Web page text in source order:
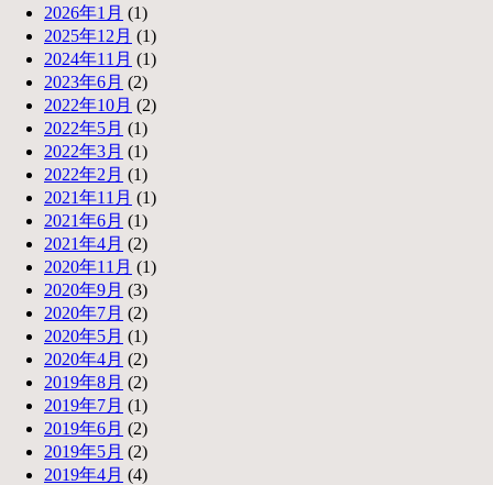
2026年1月 (1)
2025年12月 (1)
2024年11月 (1)
2023年6月 (2)
2022年10月 (2)
2022年5月 (1)
2022年3月 (1)
2022年2月 (1)
2021年11月 (1)
2021年6月 (1)
2021年4月 (2)
2020年11月 (1)
2020年9月 (3)
2020年7月 (2)
2020年5月 (1)
2020年4月 (2)
2019年8月 (2)
2019年7月 (1)
2019年6月 (2)
2019年5月 (2)
2019年4月 (4)